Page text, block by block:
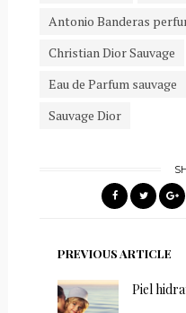
Antonio Banderas
Christian Dior Sauvage
Eau de Parfum sauvage
Sauvage Dior
PREVIOUS ARTICLE
Piel